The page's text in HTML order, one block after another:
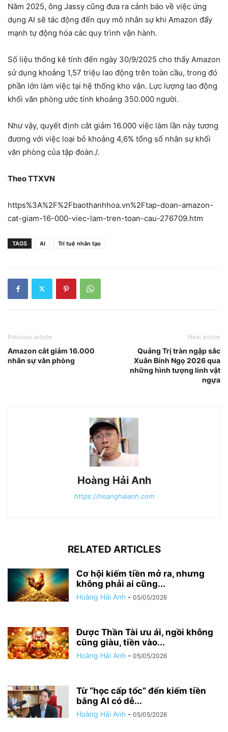
Năm 2025, ông Jassy cũng đưa ra cảnh báo về việc ứng
dụng AI sẽ tác động đến quy mô nhân sự khi Amazon đẩy
mạnh tự động hóa các quy trình vận hành.
Số liệu thống kê tính đến ngày 30/9/2025 cho thấy Amazon
sử dụng khoảng 1,57 triệu lao động trên toàn cầu, trong đó
phần lớn làm việc tại hệ thống kho vận. Lực lượng lao động
khối văn phòng ước tính khoảng 350.000 người.
Như vậy, quyết định cắt giảm 16.000 việc làm lần này tương
đương với việc loại bỏ khoảng 4,6% tổng số nhân sự khối
văn phòng của tập đoàn./.
Theo TTXVN
https%3A%2F%2Fbaothanhhoa.vn%2Ftap-doan-amazon-
cat-giam-16-000-viec-lam-tren-toan-cau-276709.htm
TAGS AI Trí tuệ nhân tạo
Previous article
Amazon cắt giảm 16.000
nhân sự văn phòng
Next article
Quảng Trị tràn ngập sắc
Xuân Bính Ngọ 2026 qua
những hình tượng linh vật
ngựa
Hoàng Hải Anh
https://hoanghaianh.com
RELATED ARTICLES
Cơ hội kiếm tiền mở ra, nhưng
không phải ai cũng...
Hoàng Hải Anh - 05/05/2026
Được Thần Tài ưu ái, ngồi không
cũng giàu, tiền vào...
Hoàng Hải Anh - 05/05/2026
Từ “học cấp tốc” đến kiếm tiền
bằng AI có dễ...
Hoàng Hải Anh - 05/05/2026